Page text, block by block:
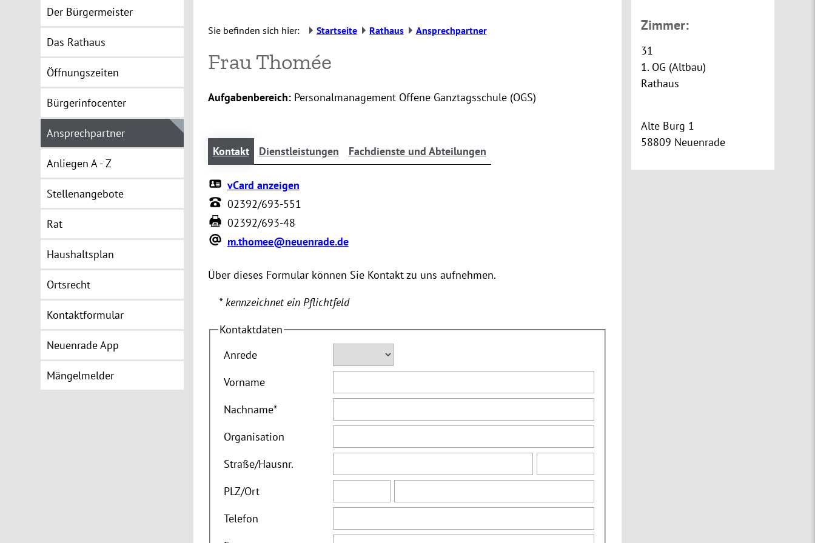
Der Bürgermeister
Das Rathaus
Öffnungszeiten
Bürgerinfocenter
Ansprechpartner
Anliegen A - Z
Stellenangebote
Rat
Haushaltsplan
Ortsrecht
Kontaktformular
Neuenrade App
Mängelmelder
Sie befinden sich hier: Startseite Rathaus Ansprechpartner
Frau Thomée
Aufgabenbereich:Personalmanagement Offene Ganztagsschule (OGS)
Kontakt Dienstleistungen Fachdienste und Abteilungen
vCard anzeigen
02392/693-551
02392/693-48
m.thomee@neuenrade.de
Über dieses Formular können Sie Kontakt zu uns aufnehmen.
* kennzeichnet ein Pflichtfeld
Kontaktdaten
Anrede
Vorname
Nachname*
Organisation
Straße/Hausnr.
PLZ/Ort
Telefon
Zimmer:
31
1. OG (Altbau)
Rathaus
Alte Burg 1
58809 Neuenrade